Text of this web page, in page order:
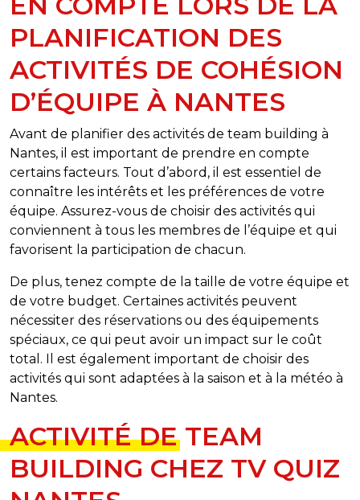
PLANIFICATION DES
ACTIVITÉS DE COHÉSION
D’ÉQUIPE À NANTES
Avant de planifier des activités de team building à
Nantes, il est important de prendre en compte
certains facteurs. Tout d’abord, il est essentiel de
connaître les intérêts et les préférences de votre
équipe. Assurez-vous de choisir des activités qui
conviennent à tous les membres de l’équipe et qui
favorisent la participation de chacun.
De plus, tenez compte de la taille de votre équipe et
de votre budget. Certaines activités peuvent
nécessiter des réservations ou des équipements
spéciaux, ce qui peut avoir un impact sur le coût
total. Il est également important de choisir des
activités qui sont adaptées à la saison et à la météo à
Nantes.
ACTIVITÉ DE TEAM
BUILDING CHEZ TV QUIZ